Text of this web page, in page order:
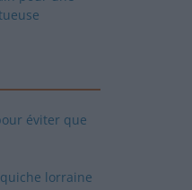
éviter que
lorraine